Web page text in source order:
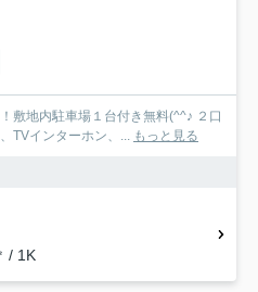
敷地内駐車場１台付き無料(^^♪ ２口
TVインターホン、... もっと見る
/ 1K